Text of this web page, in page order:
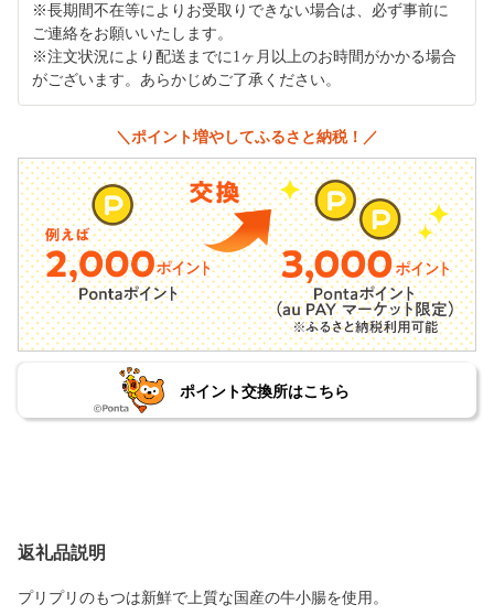
※長期間不在等によりお受取りできない場合は、必ず事前に
ご連絡をお願いいたします。
※注文状況により配送までに1ヶ月以上のお時間がかかる場合
がございます。あらかじめご了承ください。
＼ポイント増やしてふるさと納税！／
ポイント交換所はこちら
返礼品説明
プリプリのもつは新鮮で上質な国産の牛小腸を使用。